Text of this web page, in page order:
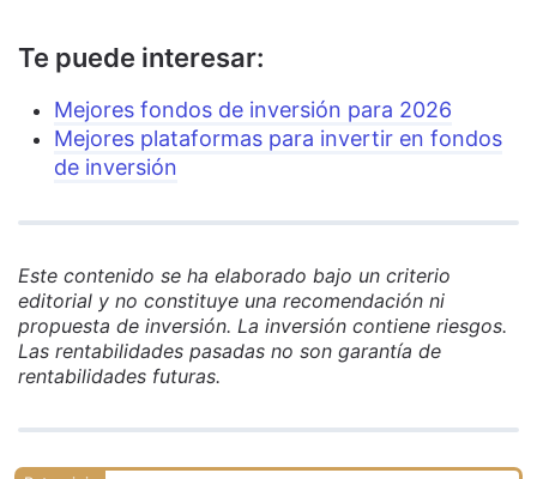
Te puede interesar:
Mejores fondos de inversión para 2026
Mejores plataformas para invertir en fondos
de inversión
Este contenido se ha elaborado bajo un criterio
editorial y no constituye una recomendación ni
propuesta de inversión. La inversión contiene riesgos.
Las rentabilidades pasadas no son garantía de
rentabilidades futuras.